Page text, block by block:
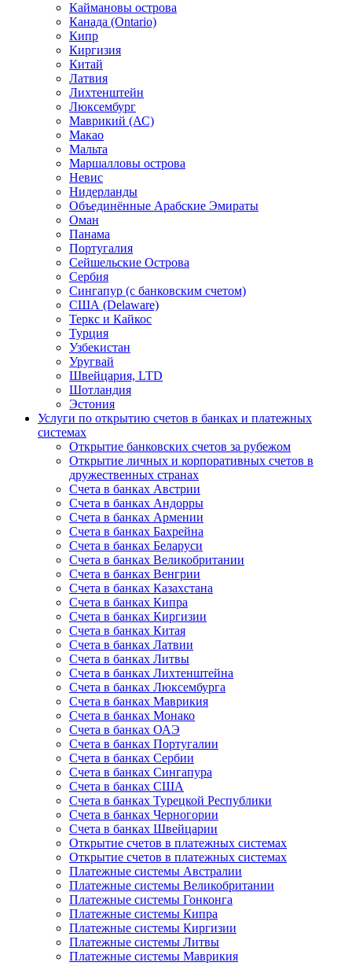
Каймановы острова
Канада (Ontario)
Кипр
Киргизия
Китай
Латвия
Лихтенштейн
Люксембург
Маврикий (АС)
Макао
Мальта
Маршалловы острова
Нeвис
Нидерланды
Объединённые Арабские Эмираты
Оман
Панама
Португалия
Сейшельские Острова
Сербия
Сингапур (c банковским счетом)
США (Delaware)
Теркс и Кайкос
Турция
Узбекистан
Уругвай
Швейцария, LTD
Шотландия
Эстония
Услуги по открытию счетов в банках и платежных
системах
Открытие банковских счетов за рубежом
Открытие личных и корпоративных счетов в
дружественных странах
Счета в банках Австрии
Счета в банках Андорры
Счета в банках Армении
Счета в банках Бахрейна
Счета в банках Беларуси
Счета в банках Великобритании
Счета в банках Венгрии
Счета в банках Казахстана
Счета в банках Кипра
Счета в банках Киргизии
Счета в банках Китая
Счета в банках Латвии
Счета в банках Литвы
Счета в банках Лихтенштейна
Счета в банках Люксембурга
Счета в банках Маврикия
Счета в банках Монако
Счета в банках ОАЭ
Счета в банках Португалии
Счета в банках Сербии
Счета в банках Сингапура
Счета в банках США
Счета в банках Турецкой Республики
Счета в банках Черногории
Счета в банках Швейцарии
Открытие счетов в платежных системах
Открытие счетов в платежных системах
Платежные системы Австралии
Платежные системы Великобритании
Платежные системы Гонконга
Платежные системы Кипра
Платежные системы Киргизии
Платежные системы Литвы
Платежные системы Маврикия